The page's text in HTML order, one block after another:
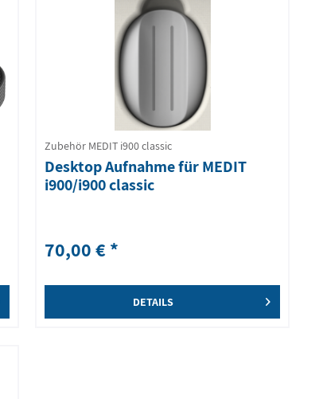
Zubehör MEDIT i900 classic
Desktop Aufnahme für MEDIT
i900/i900 classic
70,00 € *
DETAILS